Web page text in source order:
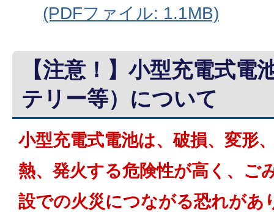
(PDFファイル: 1.1MB)
【注意！】小型充電式電
テリー等）について
小型充電式電池は、破損、変形
熱、発火する危険性が高く、ご
設での火災につながる恐れがあ